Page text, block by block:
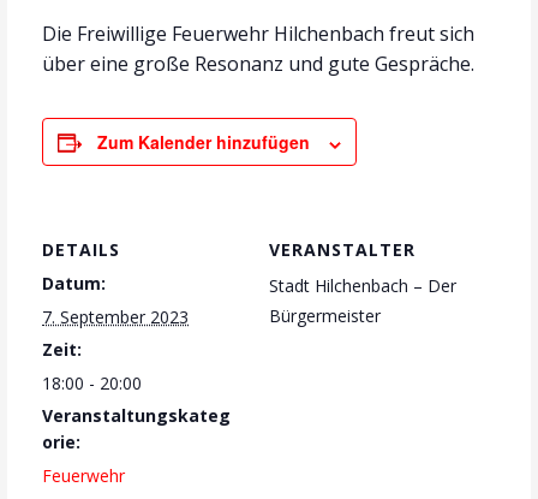
Die Freiwillige Feuerwehr Hilchenbach freut sich
über eine große Resonanz und gute Gespräche.
Zum Kalender hinzufügen
DETAILS
Datum:
7. September 2023
Zeit:
18:00 - 20:00
Veranstaltungskateg
orie:
Feuerwehr
VERANSTALTER
Stadt Hilchenbach – Der
Bürgermeister